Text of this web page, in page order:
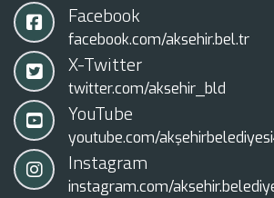
Facebook
facebook.com/aksehir.bel.tr
X-Twitter
twitter.com/aksehir_bld
YouTube
youtube.com/
Instagram
instagram.com/